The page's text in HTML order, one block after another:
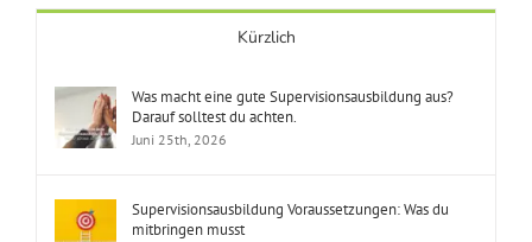
Kürzlich
Was macht eine gute Supervisionsausbildung aus?
Darauf solltest du achten.
Juni 25th, 2026
Supervisionsausbildung Voraussetzungen: Was du
mitbringen musst